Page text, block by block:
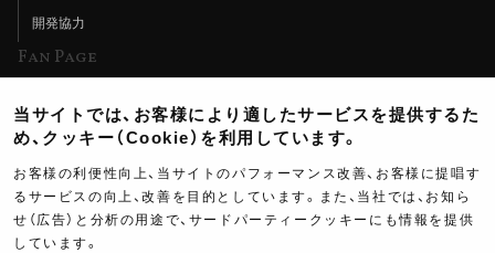
開発協力
Fan Page
ヨシムラTV
イベント情報
イベントスケジュール
ツーリングブレイクタイム
当サイトでは、お客様により適したサービスを提供するた
め、クッキー（Cookie）を利用しています。
お客様の利便性向上、当サイトのパフォーマンス改善、お客様に提唱す
るサービスの向上、改善を目的としています。また、当社では、お知ら
せ（広告）と分析の用途で、サードパーティークッキーにも情報を提供
しています。